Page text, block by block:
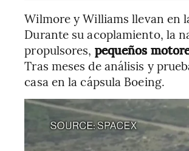
Wilmore y Williams llevan en
Durante su acoplamiento, la
propulsores, pequeños
Tras meses de análisis y
casa en la cápsula Boeing.